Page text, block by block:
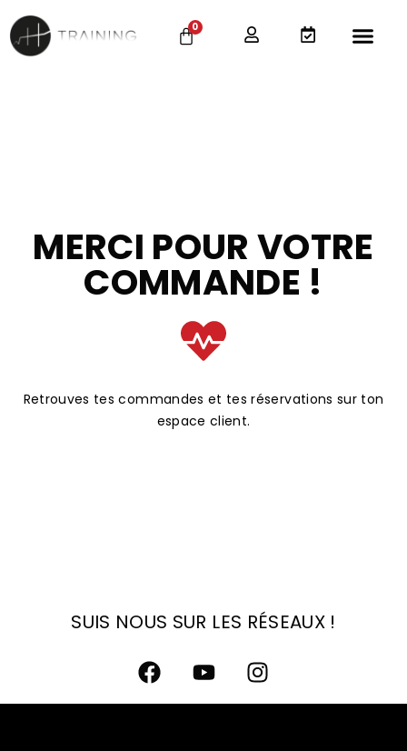
0
MERCI POUR VOTRE
COMMANDE !
Retrouves tes commandes et tes réservations sur ton
espace client.
SUIS NOUS SUR LES RÉSEAUX !